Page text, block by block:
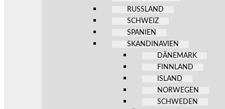
RUSSLAND
SCHWEIZ
SPANIEN
SKANDINAVIEN
DÄNEMARK
FINNLAND
ISLAND
NORWEGEN
SCHWEDEN